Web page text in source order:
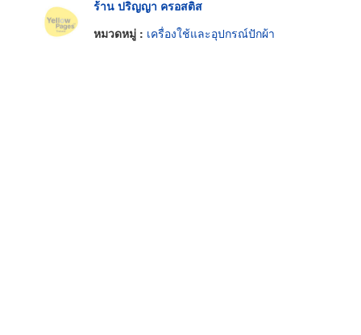
ร้าน ปริญญา ครอสติส
หมวดหมู่ : เครื่องใช้และอุปกรณ์ปักผ้า